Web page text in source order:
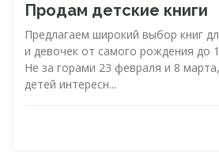
Продам детские книги
Предлагаем широкий выбор книг
и девочек от самого рождения до
Не за горами 23 февраля и 8
детей интересн...